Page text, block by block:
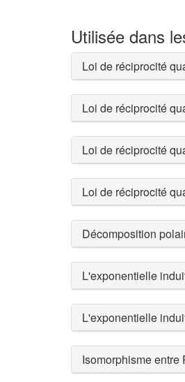
Utilisée dans
Loi de réciprocité
Loi de réciprocité
Loi de réciprocité
Loi de réciprocité
Décomposition
L'exponentielle
L'exponentielle
Isomorphisme entre